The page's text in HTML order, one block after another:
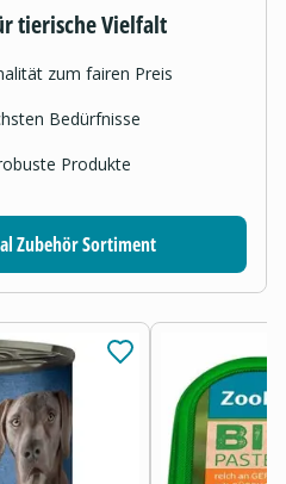
tierische Vielfalt
zum fairen Preis
Bedürfnisse
Produkte
Zubehör Sortiment